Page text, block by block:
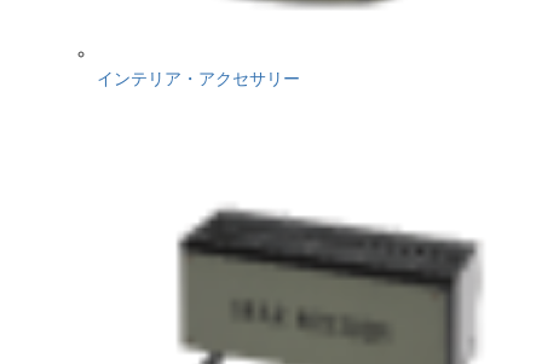
インテリア・アクセサリー